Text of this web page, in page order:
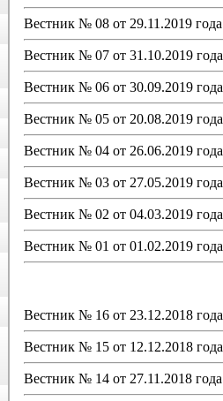
Вестник № 08 от 29.11.2019 года
Вестник № 07 от 31.10.2019 года
Вестник № 06 от 30.09.2019 года
Вестник № 05 от 20.08.2019 года
Вестник № 04 от 26.06.2019 года
Вестник № 03 от 27.05.2019 года
Вестник № 02 от 04.03.2019 года
Вестник № 01 от 01.02.2019 года
Вестник № 16 от 23.12.2018 года
Вестник № 15 от 12.12.2018 года
Вестник № 14 от 27.11.2018 года